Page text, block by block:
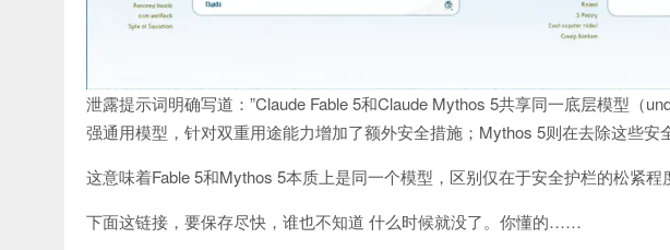
泄露提示词明确写道：”Claude Fable 5和Claude Mythos 5共享同一底层模型（
强通用模型，针对双重用途能力增加了额外安全措施；Mythos 5则在去除这些安
这意味着Fable 5和Mythos 5本质上是同一个模型，区别仅在于安全护栏的松紧程
下面这链接，要保存尽快，谁也不知道 什么时候就没了。你懂的……